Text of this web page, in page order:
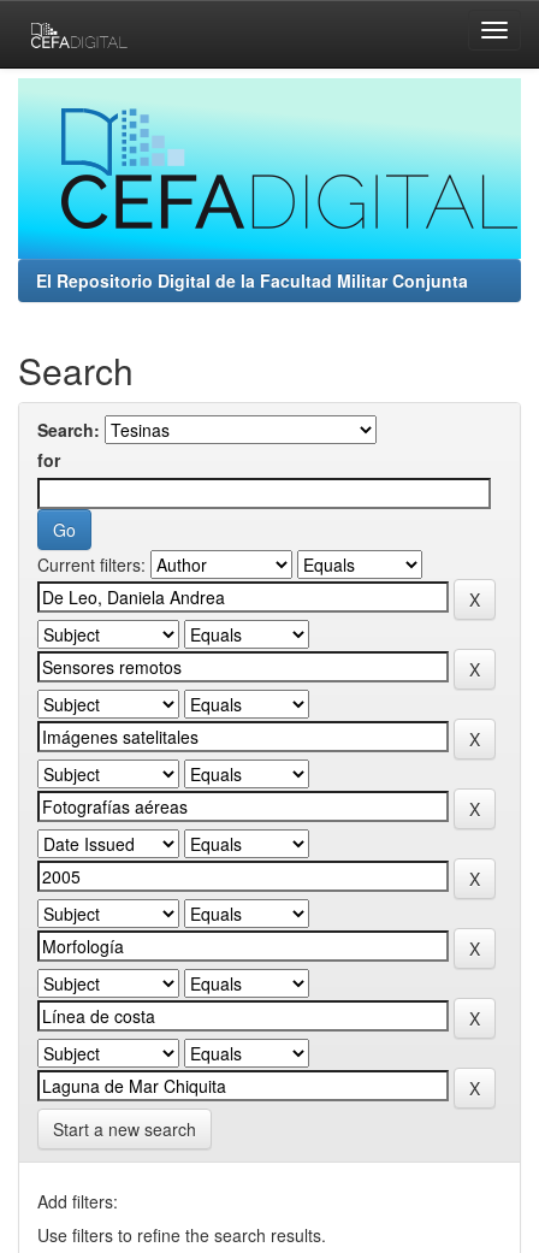
navigation
El Repositorio Digital de la Facultad Militar Conjunta
Search
Search:
for
Current filters:
Start a new search
Add filters:
Use filters to refine the search results.